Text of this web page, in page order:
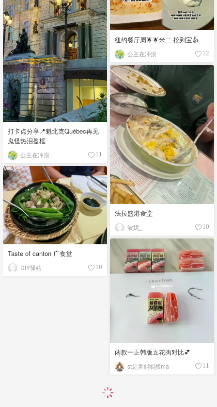
纽约餐厅周🌟🌟米二 挖到宝👍
公主在冲浪 12
打卡点分享📍魁北克Québec再见
鬼怪热泪盈框
公主在冲浪 11
法拉盛港食堂
波妮_ 10
Taste of canton 广食堂
DIY驿站 10
两款一正韩版五花肉对比💕
st是哲熙熙然ma 11